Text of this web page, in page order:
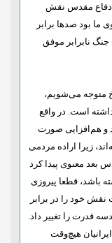
دفاع مقدس نقش
بود صدها برابر
نابرابر موفق
متوجه می‌شویم،
است. در واقع
و هم‌افزایی صورت
زیرا اراده مردمی
معنوی پیدا کرد
باشد، قطعا پیروزی
خود را در برابر
قدرت را تغییر داد.
هیچ‌وقت